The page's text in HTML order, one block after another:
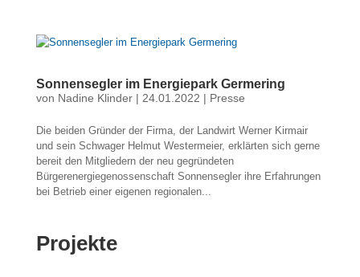
Sonnensegler im Energiepark Germering
von Nadine Klinder| 24.01.2022 | Presse
Die beiden Gründer der Firma, der Landwirt Werner Kirmair
und sein Schwager Helmut Westermeier, erklärten sich gerne
bereit den Mitgliedern der neu gegründeten
Bürgerenergiegenossenschaft Sonnensegler ihre Erfahrungen
bei Betrieb einer eigenen regionalen...
Projekte